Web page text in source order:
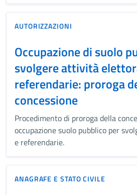
AUTORIZZAZIONI
Occupazione di suolo
svolgere attività
referendarie: proroga
concessione
Procedimento di proroga della
occupazione suolo pubblico per
e referendarie.
ANAGRAFE E STATO CIVILE